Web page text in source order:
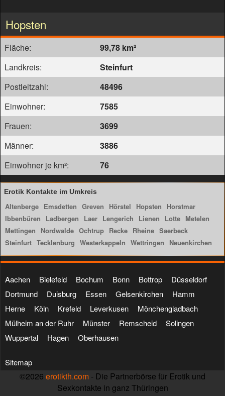
Hopsten
Fläche:
99,78 km²
Landkreis:
Steinfurt
Postleitzahl:
48496
Einwohner:
7585
Frauen:
3699
Männer:
3886
Einwohner je km²:
76
Erotik Kontakte im Umkreis
Altenberge Emsdetten Greven Hörstel Hopsten
Horstmar
Ibbenbüren
Ladbergen Laer Lengerich Lienen Lotte Metelen
Mettingen
Nordwalde Ochtrup Recke Rheine Saerbeck
Steinfurt Tecklenburg Westerkappeln Wettringen Neuenkirchen
Aachen Bielefeld Bochum Bonn Bottrop
Düsseldorf
Dortmund
Duisburg Essen Gelsenkirchen
Hamm
Herne
Köln Krefeld Leverkusen
Mönchengladbach
Mülheim an der Ruhr
Münster Remscheid
Solingen
Wuppertal
Hagen Oberhausen
Sitemap
©2026 erotikth.com - Die Partnerbörse für Erotik und
Sexkontakte in ganz Thüringen